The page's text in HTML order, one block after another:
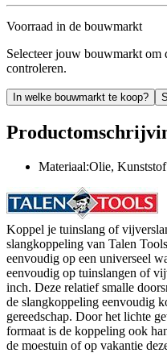
Voorraad in de bouwmarkt
Selecteer jouw bouwmarkt
controleren.
In welke bouwmarkt te koop?
Materiaal:Olie, Kunststof
Koppel je tuinslang of
slangkoppeling van Talen
eenvoudig op een universeel
eenvoudig op tuinslangen of
inch. Deze relatief smalle
de slangkoppeling eenvoudig
gereedschap. Door het lichte
formaat is de koppeling ook
de moestuin of op vakantie